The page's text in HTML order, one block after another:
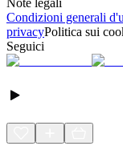
Condizioni generali
privacyPolitica sui
Seguici